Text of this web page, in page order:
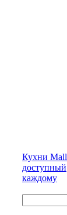
Кухни Mall
доступный
каждому